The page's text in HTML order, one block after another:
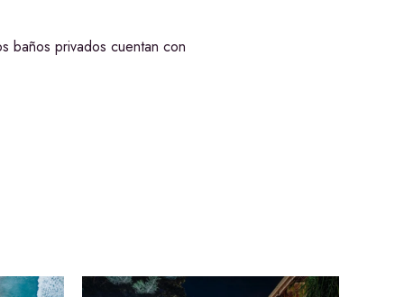
baños privados cuentan con